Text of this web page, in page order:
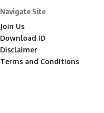
Navigate Site
Join Us
Download ID
Disclaimer
Terms and Conditions